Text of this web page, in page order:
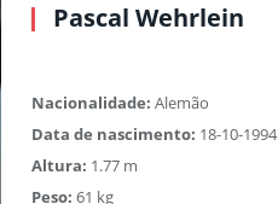
Pascal Wehrlein
Nacionalidade: Alemão
Data de nascimento: 18-10-1994
Altura: 1.77 m
Peso: 61 kg